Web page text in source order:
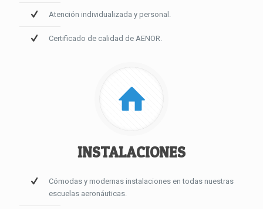
Atención individualizada y personal.
Certificado de calidad de AENOR.
INSTALACIONES
Cómodas y modernas instalaciones en todas nuestras
escuelas aeronáuticas.